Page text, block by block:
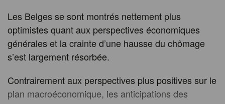
Les Belges se sont montrés nettement plus
optimistes quant aux perspectives économiques
générales et la crainte d’une hausse du chômage
s’est largement résorbée.
Contrairement aux perspectives plus positives sur le
plan macroéconomique, les anticipations des